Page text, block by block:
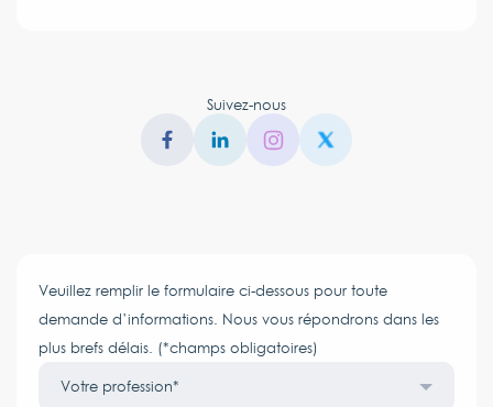
Suivez-nous
Veuillez remplir le formulaire ci-dessous pour toute
demande d’informations. Nous vous répondrons dans les
plus brefs délais. (*champs obligatoires)
Votre profession*